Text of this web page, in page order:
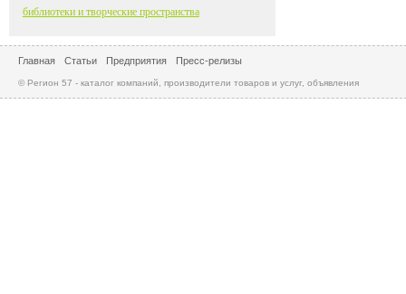
библиотеки и творческие пространства
Главная Статьи Предприятия Пресс-релизы
© Регион 57 - каталог компаний, производители товаров и услуг, объявления